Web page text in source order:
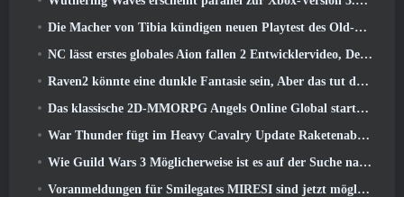
Die Macher von Tibia kündigen neuen Playtest des Old-School-Zombie-MMORPGs an, Online bestehen bleiben
NC lässt erstes globales Aion fallen 2 Entwicklervideo, Details zum Spiel teilen
Raven2 könnte eine dunkle Fantasie sein, Aber das tut dem Sommerspaß keinen Abbruch
Das klassische 2D-MMORPG Angels Online Global startet heute
War Thunder fügt im Heavy Cavalry Update Raketenabwehrraketen und elektronische Unterstützungsmaßnahmen hinzu
Wie Guild Wars 3 Möglicherweise ist es auf der Suche nach Innovationen im MMO-Bereich
Voranmeldungen für Smilegates MIRESI sind jetzt möglich: Unsichtbare Zukunft